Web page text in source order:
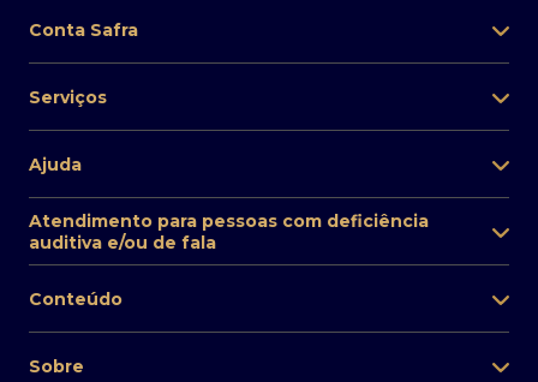
Conta Safra
Serviços
Ajuda
Atendimento para pessoas com deficiência
auditiva e/ou de fala
Conteúdo
Sobre